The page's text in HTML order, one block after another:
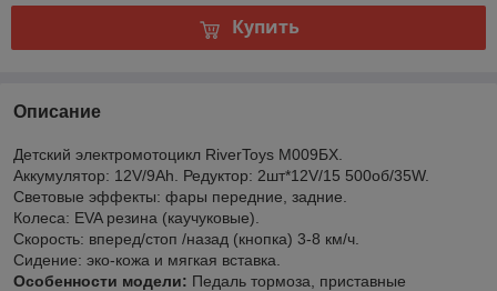
Купить
Описание
Детский электромотоцикл RiverToys М009БХ.
Аккумулятор: 12V/9Ah. Редуктор: 2шт*12V/15 500об/35W.
Световые эффекты: фары передние, задние.
Колеса: EVA резина (каучуковые).
Скорость: вперед/стоп /назад (кнопка) 3-8 км/ч.
Сидение: эко-кожа и мягкая вставка.
Особенности модели: Педаль тормоза, приставные